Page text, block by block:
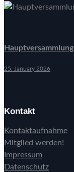
25. January 2026
Kontakt
Kontaktaufnahme
Mitglied werden!
Impressum
Datenschutz